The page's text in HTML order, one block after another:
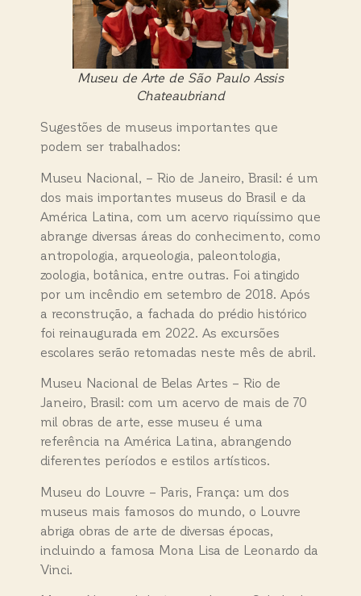
Museu de Arte de São Paulo Assis
Chateaubriand
Sugestões de museus importantes que
podem ser trabalhados:
Museu Nacional, – Rio de Janeiro, Brasil: é um
dos mais importantes museus do Brasil e da
América Latina, com um acervo riquíssimo que
abrange diversas áreas do conhecimento, como
antropologia, arqueologia, paleontologia,
zoologia, botânica, entre outras. Foi atingido
por um incêndio em setembro de 2018. Após
a reconstrução, a fachada do prédio histórico
foi reinaugurada em 2022. As excursões
escolares serão retomadas neste mês de abril.
Museu Nacional de Belas Artes – Rio de
Janeiro, Brasil: com um acervo de mais de 70
mil obras de arte, esse museu é uma
referência na América Latina, abrangendo
diferentes períodos e estilos artísticos.
Museu do Louvre – Paris, França: um dos
museus mais famosos do mundo, o Louvre
abriga obras de arte de diversas épocas,
incluindo a famosa Mona Lisa de Leonardo da
Vinci.